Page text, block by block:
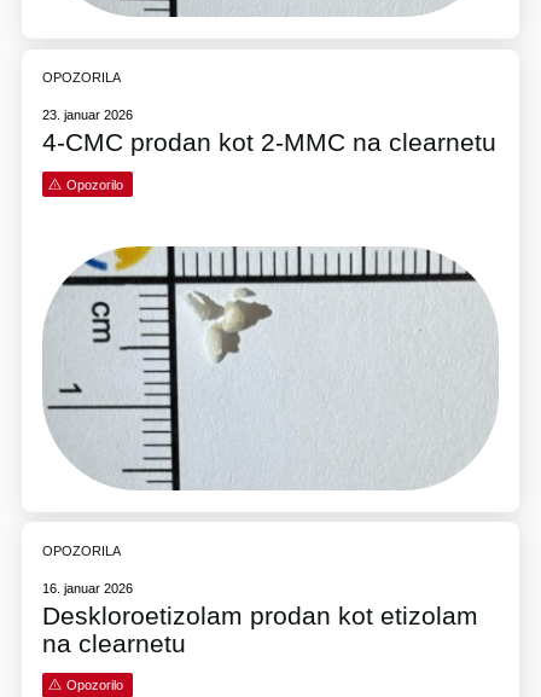
OPOZORILA
23. januar 2026
4-CMC prodan kot 2-MMC na clearnetu
Opozorilo
OPOZORILA
16. januar 2026
Deskloroetizolam prodan kot etizolam
na clearnetu
Opozorilo